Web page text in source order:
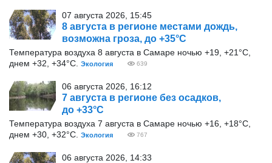
07 августа 2026, 15:45
8 августа в регионе местами дождь,
возможна гроза, до +35°С
Температура воздуха 8 августа в Самаре ночью +19, +21°С,
днем +32, +34°С.
Экология 639
06 августа 2026, 16:12
7 августа в регионе без осадков,
до +33°С
Температура воздуха 7 августа в Самаре ночью +16, +18°С,
днем +30, +32°С.
Экология 767
06 августа 2026, 14:33